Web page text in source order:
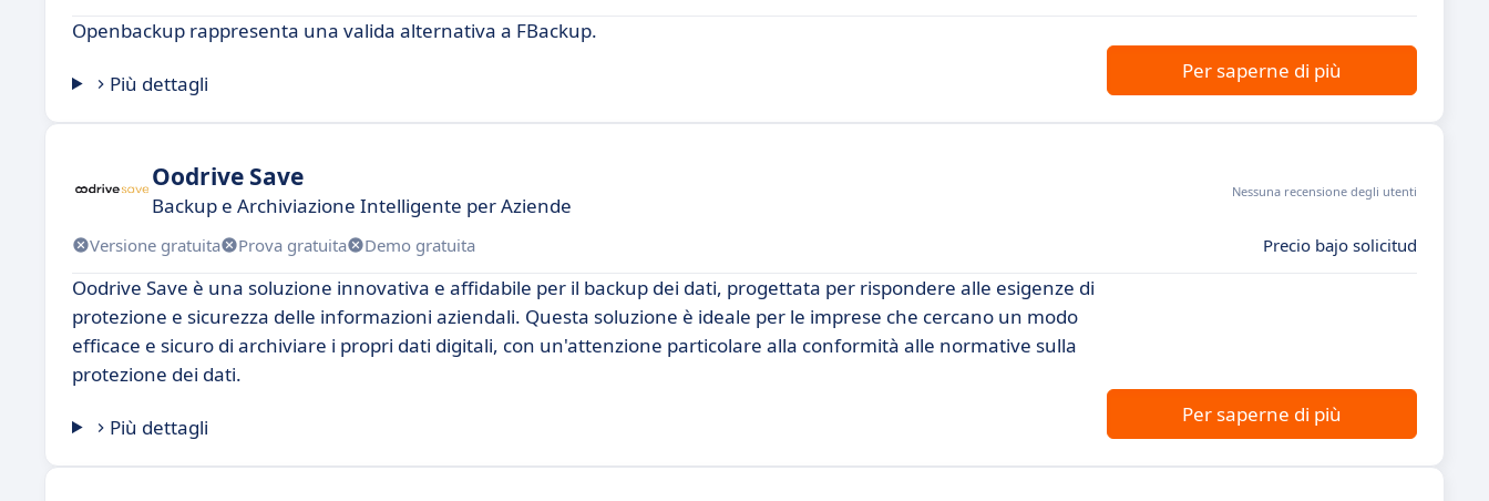
Openbackup rappresenta una valida alternativa a FBackup.
Più dettagli
Per saperne di più
Oodrive Save
Backup e Archiviazione Intelligente per Aziende
Nessuna recensione degli utenti
Versione gratuita Prova gratuita Demo gratuita Precio bajo solicitud
Oodrive Save è una soluzione innovativa e affidabile per il backup dei dati, progettata per rispondere alle esigenze di
protezione e sicurezza delle informazioni aziendali. Questa soluzione è ideale per le imprese che cercano un modo
efficace e sicuro di archiviare i propri dati digitali, con un'attenzione particolare alla conformità alle normative sulla
protezione dei dati.
Più dettagli
Per saperne di più